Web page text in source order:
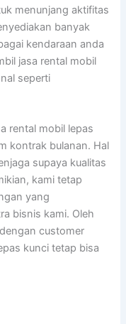
menunjang aktifitas
banyak
kendaraan anda
jasa rental mobil
seperti
rental mobil lepas
kontrak bulanan. Hal
supaya kualitas
kami tetap
yang
bisnis kami. Oleh
customer
kunci tetap bisa